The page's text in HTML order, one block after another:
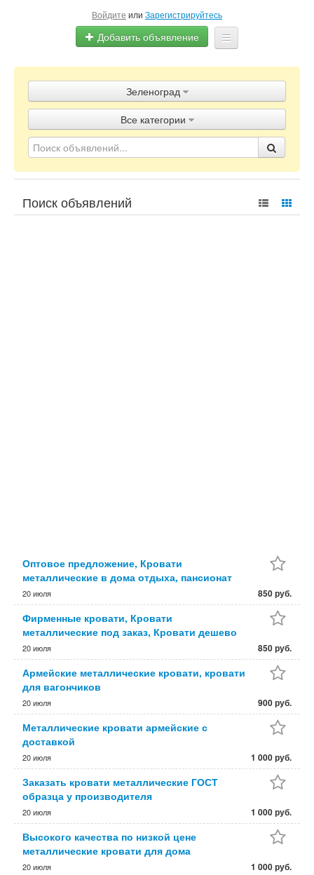
Войдите или Зарегистрируйтесь
Добавить объявление
Объявления
Блог
Зеленоград
Все категории
Поиск объявлений
Оптовое предложение, Кровати
металлические в дома отдыха, пансионат
20 июля 850 руб.
Фирменные кровати, Кровати
металлические под заказ, Кровати дешево
20 июля 850 руб.
Армейские металлические кровати, кровати
для вагончиков
20 июля 900 руб.
Металлические кровати армейские с
доставкой
20 июля 1 000 руб.
Заказать кровати металлические ГОСТ
образца у производителя
20 июля 1 000 руб.
Высокого качества по низкой цене
металлические кровати для дома
20 июля 1 000 руб.